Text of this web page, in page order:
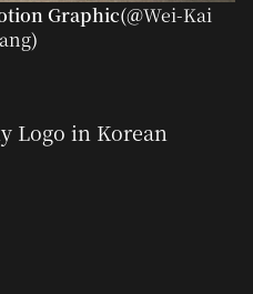
Graphic(@Wei-Kai
)